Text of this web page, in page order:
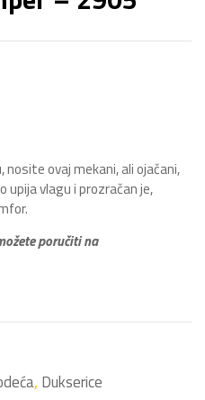
ovaj mekani, ali ojačani,
upija vlagu i prozračan je,
poručiti na
,Dukserice